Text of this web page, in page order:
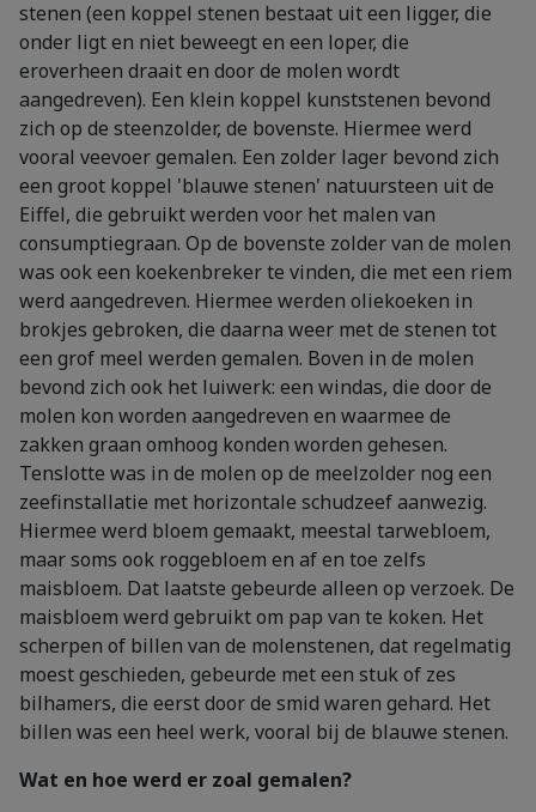
stenen (een koppel stenen bestaat uit een ligger, die
onder ligt en niet beweegt en een loper, die
eroverheen draait en door de molen wordt
aangedreven). Een klein koppel kunststenen bevond
zich op de steenzolder, de bovenste. Hiermee werd
vooral veevoer gemalen. Een zolder lager bevond zich
een groot koppel 'blauwe stenen' natuursteen uit de
Eiffel, die gebruikt werden voor het malen van
consumptiegraan. Op de bovenste zolder van de molen
was ook een koekenbreker te vinden, die met een riem
werd aangedreven. Hiermee werden oliekoeken in
brokjes gebroken, die daarna weer met de stenen tot
een grof meel werden gemalen. Boven in de molen
bevond zich ook het luiwerk: een windas, die door de
molen kon worden aangedreven en waarmee de
zakken graan omhoog konden worden gehesen.
Tenslotte was in de molen op de meelzolder nog een
zeefinstallatie met horizontale schudzeef aanwezig.
Hiermee werd bloem gemaakt, meestal tarwebloem,
maar soms ook roggebloem en af en toe zelfs
maisbloem. Dat laatste gebeurde alleen op verzoek. De
maisbloem werd gebruikt om pap van te koken. Het
scherpen of billen van de molenstenen, dat regelmatig
moest geschieden, gebeurde met een stuk of zes
bilhamers, die eerst door de smid waren gehard. Het
billen was een heel werk, vooral bij de blauwe stenen.
Wat en hoe werd er zoal gemalen?